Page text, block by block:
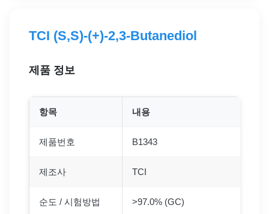
TCI (S,S)-(+)-2,3-Butanediol
제품 정보
항목 내용
제품번호 B1343
제조사 TCI
순도 / 시험방법 >97.0% (GC)